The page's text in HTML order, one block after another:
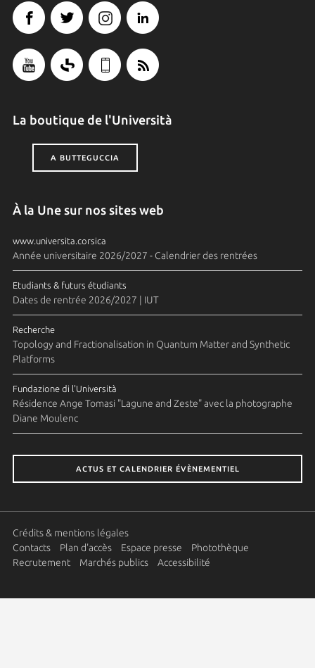
La boutique de l'Università
A BUTTEGUCCIA
À la Une sur nos sites web
www.universita.corsica
Année universitaire 2026/2027 - Calendrier des rentrées
Etudiants & futurs étudiants
Dates de rentrée 2026/2027 | IUT
Recherche
Topology and Fractionalisation in Quantum Matter and Synthetic
Platforms
Fundazione di l'Università
Résidence Ange Tomasi "Lagune and Zeste" avec la photographe
Diane Moulenc
ACTUS ET CALENDRIER ÉVÈNEMENTIEL
Crédits & mentions légales
Contacts
Plan d'accès Espace presse
Photothèque
Recrutement
Marchés publics Accessibilité